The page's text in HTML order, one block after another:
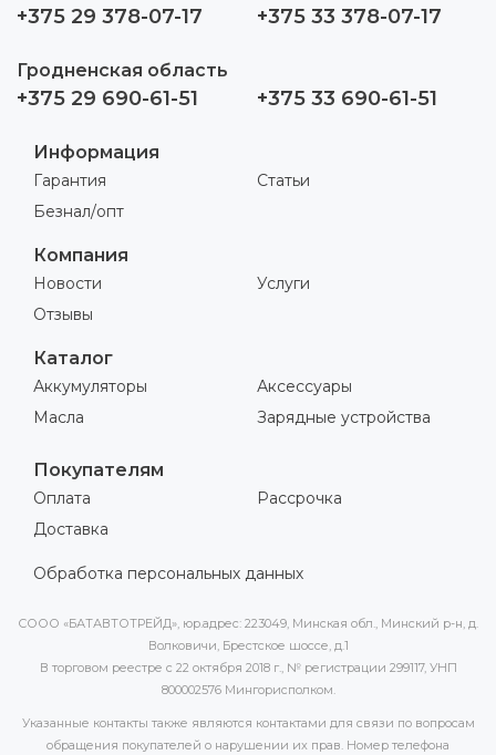
+375 29 378-07-17 +375 33 378-07-17
Гродненская область
+375 29 690-61-51 +375 33 690-61-51
Информация
Гарантия
Безнал/опт
Статьи
Компания
Новости
Отзывы
Услуги
Каталог
Аккумуляторы
Масла
Аксессуары
Зарядные устройства
Покупателям
Оплата
Доставка
Рассрочка
Обработка персональных данных
СООО «БАТАВТОТРЕЙД», юр.адрес: 223049, Минская обл., Минский р-н, д.
Волковичи, Брестское шоссе, д.1
В торговом реестре с 22 октября 2018 г., № регистрации 299117, УНП
800002576 Мингорисполком.
Указанные контакты также являются контактами для связи по вопросам
обращения покупателей о нарушении их прав. Номер телефона